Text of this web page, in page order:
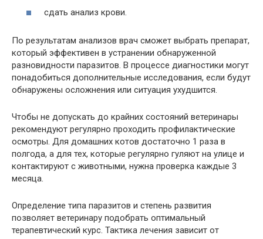
сдать анализ крови.
По результатам анализов врач сможет выбрать препарат,
который эффективен в устранении обнаруженной
разновидности паразитов. В процессе диагностики могут
понадобиться дополнительные исследования, если будут
обнаружены осложнения или ситуация ухудшится.
Чтобы не допускать до крайних состояний ветеринары
рекомендуют регулярно проходить профилактические
осмотры. Для домашних котов достаточно 1 раза в
полгода, а для тех, которые регулярно гуляют на улице и
контактируют с животными, нужна проверка каждые 3
месяца.
Определение типа паразитов и степень развития
позволяет ветеринару подобрать оптимальный
терапевтический курс. Тактика лечения зависит от